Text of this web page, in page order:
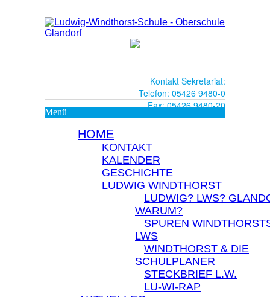
Kontakt Sekretariat:
Telefon: 05426 9480-0
Fax: 05426 9480-20
Menü
HOME
KONTAKT
KALENDER
GESCHICHTE
LUDWIG WINDTHORST
LUDWIG? LWS?
WARUM?
SPUREN
LWS
WINDTHORST & DIE
SCHULPLANER
STECKBRIEF L.W.
LU-WI-RAP